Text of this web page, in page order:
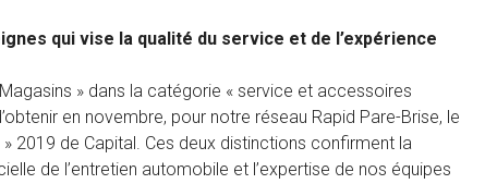
qui vise la qualité du service et de l’expérience
» dans la catégorie « service et accessoires
en novembre, pour notre réseau Rapid Pare-Brise, le
2019 de Capital. Ces deux distinctions confirment la
de l’entretien automobile et l’expertise de nos équipes